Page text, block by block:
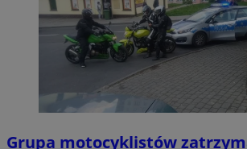
Grupa motocyklistów